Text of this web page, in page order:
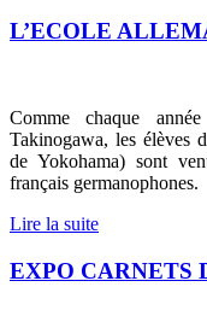
L’ECOLE
Comme chaque
Takinogawa, les élèves
de Yokohama) sont
français germanophones.
Lire la suite
EXPO CARNETS